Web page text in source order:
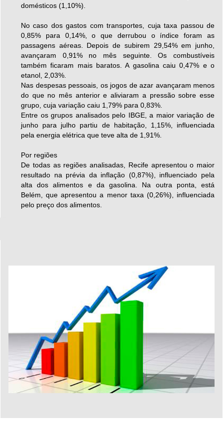
domésticos (1,10%).
No caso dos gastos com transportes, cuja taxa passou de
0,85% para 0,14%, o que derrubou o índice foram as
passagens aéreas. Depois de subirem 29,54% em junho,
avançaram 0,91% no mês seguinte. Os combustíveis
também ficaram mais baratos. A gasolina caiu 0,47% e o
etanol, 2,03%.
Nas despesas pessoais, os jogos de azar avançaram menos
do que no mês anterior e aliviaram a pressão sobre esse
grupo, cuja variação caiu 1,79% para 0,83%.
Entre os grupos analisados pelo IBGE, a maior variação de
junho para julho partiu de habitação, 1,15%, influenciada
pela energia elétrica que teve alta de 1,91%.
Por regiões
De todas as regiões analisadas, Recife apresentou o maior
resultado na prévia da inflação (0,87%), influenciado pela
alta dos alimentos e da gasolina. Na outra ponta, está
Belém, que apresentou a menor taxa (0,26%), influenciada
pelo preço dos alimentos.